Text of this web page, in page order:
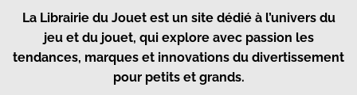
La Librairie du Jouetest un site dédié à l’univers du
jeu et du jouet, qui explore avec passion les
tendances, marques et innovations du divertissement
pour petits et grands.